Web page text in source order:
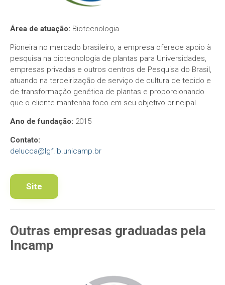
Área de atuação: Biotecnologia
Pioneira no mercado brasileiro, a empresa oferece apoio à
pesquisa na biotecnologia de plantas para Universidades,
empresas privadas e outros centros de Pesquisa do Brasil,
atuando na terceirização de serviço de cultura de tecido e
de transformação genética de plantas e proporcionando
que o cliente mantenha foco em seu objetivo principal.
Ano de fundação: 2015
Contato:
delucca@lgf.ib.unicamp.br
Site
Outras empresas graduadas pela
Incamp